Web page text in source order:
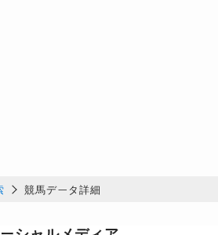
競馬データ詳細